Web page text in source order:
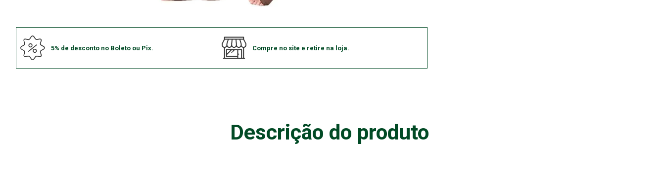
5% de desconto no Boleto ou Pix. Compre no site e retire na loja.
Descrição do produto